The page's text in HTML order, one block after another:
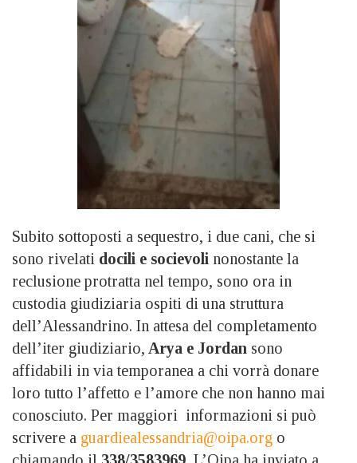
Subito sottoposti a sequestro, i due cani, che si
sono rivelati docili e socievoli nonostante la
reclusione protratta nel tempo, sono ora in
custodia giudiziaria ospiti di una struttura
dell’Alessandrino. In attesa del completamento
dell’iter giudiziario, Arya e Jordan sono
affidabili in via temporanea a chi vorrà donare
loro tutto l’affetto e l’amore che non hanno mai
conosciuto. Per maggiori informazioni si può
scrivere a guardiealessandria@oipa.org o